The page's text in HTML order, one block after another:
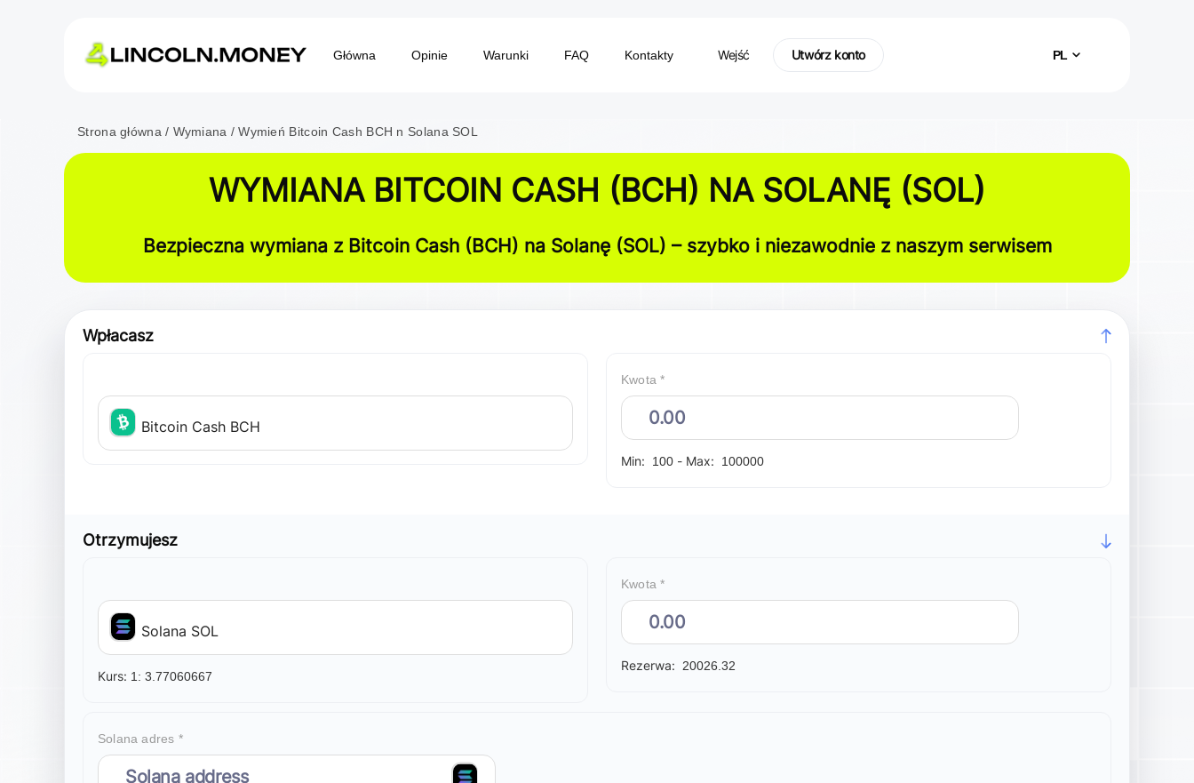
Główna Opinie Warunki FAQ Kontakty Wejść Utwórz konto PL
Strona główna Wymiana Wymień Bitcoin Cash BCH n Solana SOL
WYMIANA BITCOIN CASH (BCH) NA SOLANĘ (SOL)
Bezpieczna wymiana z Bitcoin Cash (BCH) na Solanę (SOL) – szybko i niezawodnie z naszym serwisem
Wpłacasz
Bitcoin Cash BCH
Kwota *
Min: 100 - Max: 100000
Otrzymujesz
Solana SOL
Kurs: 1: 3.77060667
Kwota *
Rezerwa: 20026.32
Solana adres *